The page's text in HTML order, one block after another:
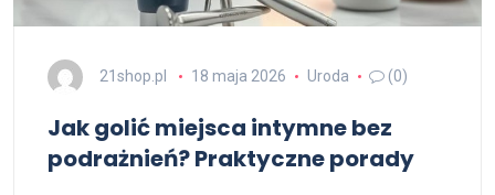
21shop.pl 18 maja 2026 Uroda (0)
Jak golić miejsca intymne bez
podrażnień? Praktyczne porady